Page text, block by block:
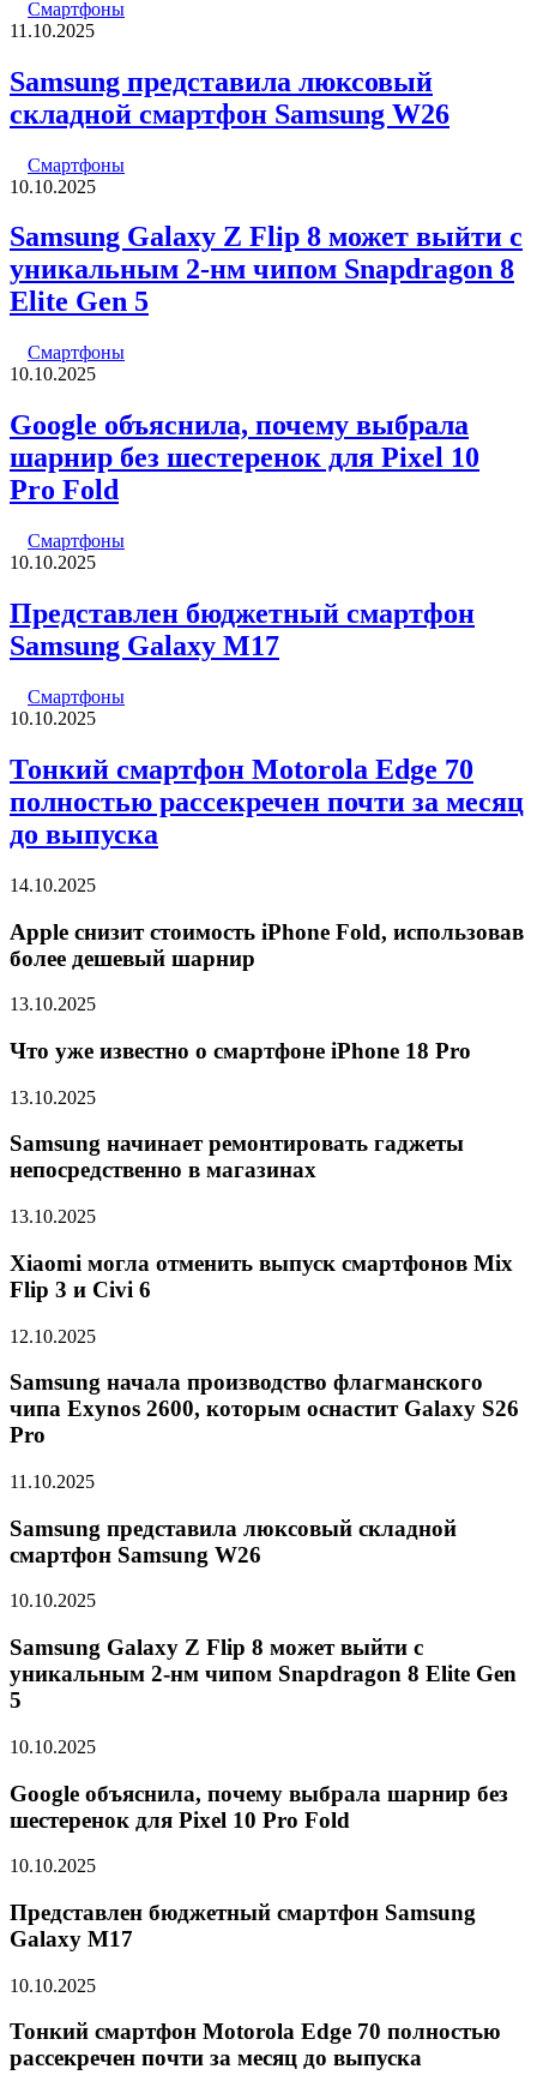
Смартфоны
11.10.2025
Samsung представила люксовый
складной смартфон Samsung W26
Смартфоны
10.10.2025
Samsung Galaxy Z Flip 8 может выйти с
уникальным 2-нм чипом Snapdragon 8
Elite Gen 5
Смартфоны
10.10.2025
Google объяснила, почему выбрала
шарнир без шестеренок для Pixel 10
Pro Fold
Смартфоны
10.10.2025
Представлен бюджетный смартфон
Samsung Galaxy M17
Смартфоны
10.10.2025
Тонкий смартфон Motorola Edge 70
полностью рассекречен почти за месяц
до выпуска
14.10.2025
Apple снизит стоимость iPhone Fold, использовав
более дешевый шарнир
13.10.2025
Что уже известно о смартфоне iPhone 18 Pro
13.10.2025
Samsung начинает ремонтировать гаджеты
непосредственно в магазинах
13.10.2025
Xiaomi могла отменить выпуск смартфонов Mix
Flip 3 и Civi 6
12.10.2025
Samsung начала производство флагманского
чипа Exynos 2600, которым оснастит Galaxy S26
Pro
11.10.2025
Samsung представила люксовый складной
смартфон Samsung W26
10.10.2025
Samsung Galaxy Z Flip 8 может выйти с
уникальным 2-нм чипом Snapdragon 8 Elite Gen
5
10.10.2025
Google объяснила, почему выбрала шарнир без
шестеренок для Pixel 10 Pro Fold
10.10.2025
Представлен бюджетный смартфон Samsung
Galaxy M17
10.10.2025
Тонкий смартфон Motorola Edge 70 полностью
рассекречен почти за месяц до выпуска